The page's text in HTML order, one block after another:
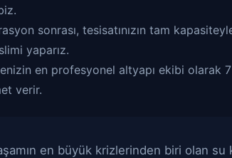
sonrası, tesisatınızın tam
yaparız.
en profesyonel altyapı ekibi olarak
verir.
en büyük krizlerinden biri olan su